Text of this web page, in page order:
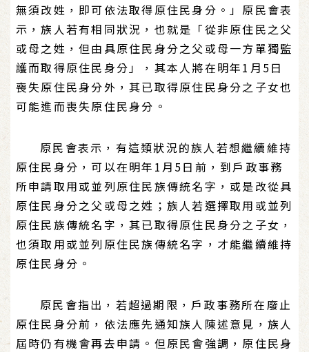
無須改姓，即可依法取得原住民身分。」原民會表
示，族人若有相同狀況，也就是「從非原住民之父
或母之姓，但由具原住民身分之父或母一方單獨監
護而取得原住民身分」，其本人將在明年1月5日
喪失原住民身分外，其已取得原住民身分之子女也
可能進而喪失原住民身分。
原民會表示，有這類狀況的族人若想繼續維持
原住民身分，可以在明年1月5日前，到戶政事務
所申請取用或並列原住民族傳統名字，或是改從具
原住民身分之父或母之姓；族人若選擇取用或並列
原住民族傳統名字，其已取得原住民身分之子女，
也須取用或並列原住民族傳統名字，才能繼續維持
原住民身分。
原民會指出，若超過期限，戶政事務所在廢止
原住民身分前，依法應先通知族人陳述意見，族人
屆時仍有機會再去申請。但原民會強調，原住民身